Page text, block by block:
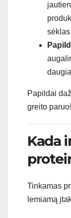
sėklas.
Papildai
greito
Kada
Tinkamas
lemiamą